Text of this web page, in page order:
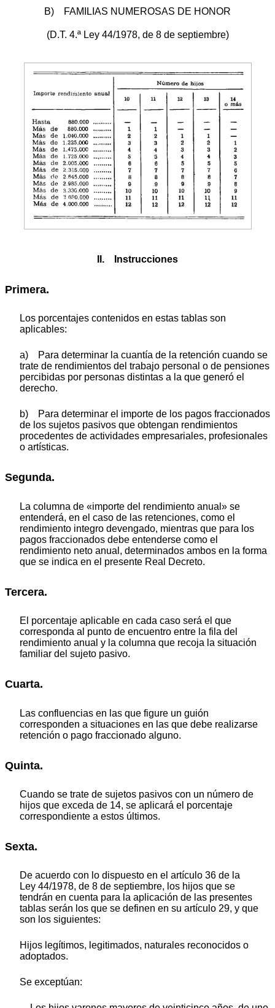
B) FAMILIAS NUMEROSAS DE HONOR
(D.T. 4.ª Ley 44/1978, de 8 de septiembre)
II. Instrucciones
Primera.
Los porcentajes contenidos en estas tablas son
aplicables:
a) Para determinar la cuantía de la retención cuando se
trate de rendimientos del trabajo personal o de pensiones
percibidas por personas distintas a la que generó el
derecho.
b) Para determinar el importe de los pagos fraccionados
de los sujetos pasivos que obtengan rendimientos
procedentes de actividades empresariales, profesionales
o artísticas.
Segunda.
La columna de «importe del rendimiento anual» se
entenderá, en el caso de las retenciones, como el
rendimiento integro devengado, mientras que para los
pagos fraccionados debe entenderse como el
rendimiento neto anual, determinados ambos en la forma
que se indica en el presente Real Decreto.
Tercera.
El porcentaje aplicable en cada caso será el que
corresponda al punto de encuentro entre la fila del
rendimiento anual y la columna que recoja la situación
familiar del sujeto pasivo.
Cuarta.
Las confluencias en las que figure un guión
corresponden a situaciones en las que debe realizarse
retención o pago fraccionado alguno.
Quinta.
Cuando se trate de sujetos pasivos con un número de
hijos que exceda de 14, se aplicará el porcentaje
correspondiente a estos últimos.
Sexta.
De acuerdo con lo dispuesto en el artículo 36 de la
Ley 44/1978, de 8 de septiembre, los hijos que se
tendrán en cuenta para la aplicación de las presentes
tablas serán los que se definen en su artículo 29, y que
son los siguientes:
Hijos legítimos, legitimados, naturales reconocidos o
adoptados.
Se exceptúan: